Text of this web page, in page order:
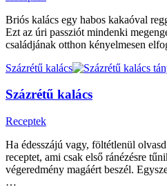
Briós kalács egy habos kakaóval
Ezt az úri passziót mindenki
családjának otthon kényelmesen
Százrétű kalács
Százrétű kalács
Receptek
Ha édesszájú vagy, föltétlenül
receptet, ami csak első ránézésre
végeredmény magáért beszél.
…